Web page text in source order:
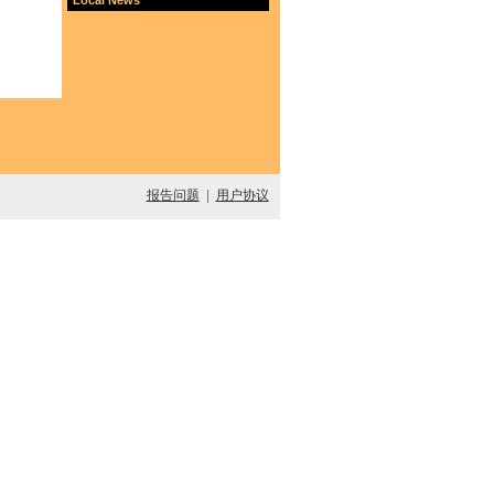
报告问题 | 用户协议